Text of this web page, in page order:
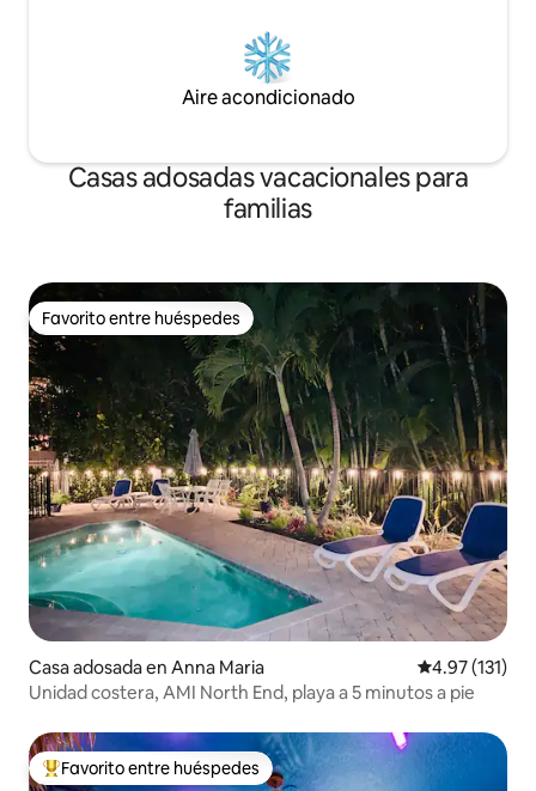
Aire acondicionado
Casas adosadas vacacionales para
familias
Favorito entre huéspedes
Favorito entre huéspedes
Casa adosada en Anna Maria Calificación
4.97 (131)
Unidad costera, AMI North End, playa a 5 minutos a pie
Favorito entre huéspedes preferido
Favorito entre huéspedes